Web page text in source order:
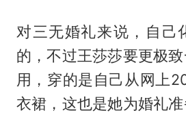
对三无婚礼来说，自己
的，不过王莎莎要更极
用，穿的是自己从网上
衣裙，这也是她为婚礼